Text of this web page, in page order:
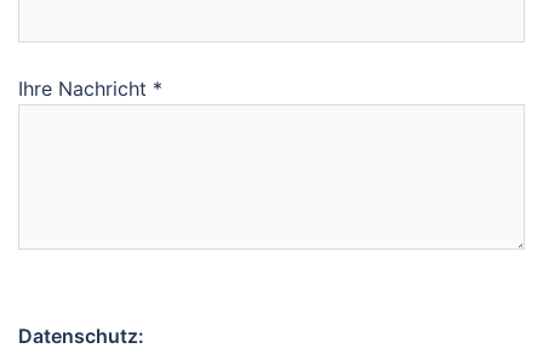
Ihre Nachricht *
Datenschutz: